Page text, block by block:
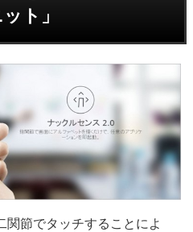
ト」
節でタッチすることによ